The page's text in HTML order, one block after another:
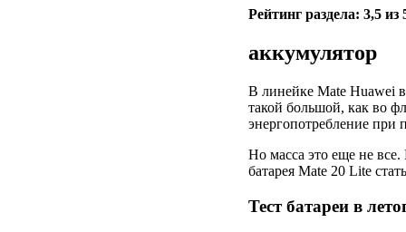
Рейтинг раздела: 3,5 из
аккумулятор
В линейке Mate Huawei
такой большой, как во
энергопотребление при
Но масса это еще не
батарея Mate 20 Lite
Тест батареи в